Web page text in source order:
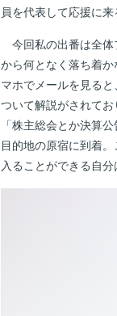
員を代表して応援に
今回私の出番は全体
から何となく落ち着
マホでメールを見る
ついて解説がされて
「株主総会とか決算
目的地の原宿に到着
入ることができる自